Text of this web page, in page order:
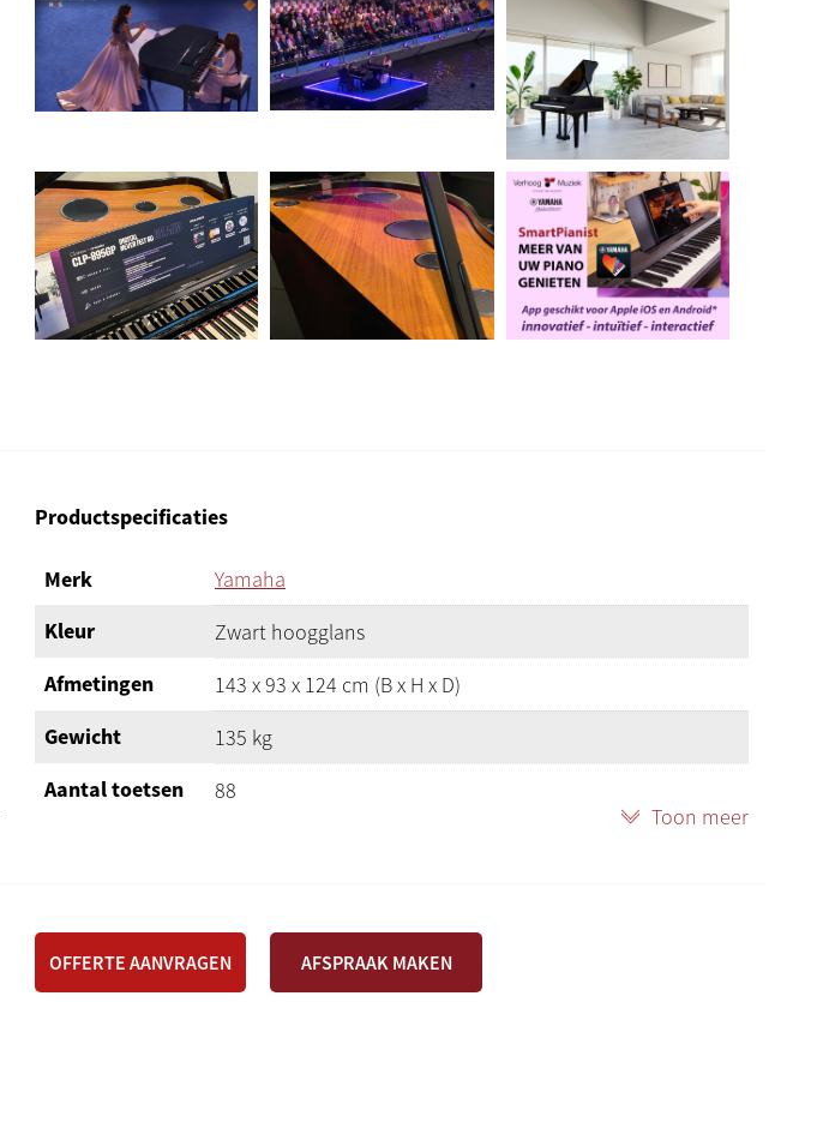
Productspecificaties
Merk
Yamaha
Kleur
Zwart hoogglans
Afmetingen
143 x 93 x 124 cm (B x H x D)
Gewicht
135 kg
Aantal toetsen
88
Pedalen
3 (sustain en meerdere digitale functies, inclusief
weerstandscurve)
Toon meer
OFFERTE AANVRAGEN AFSPRAAK MAKEN